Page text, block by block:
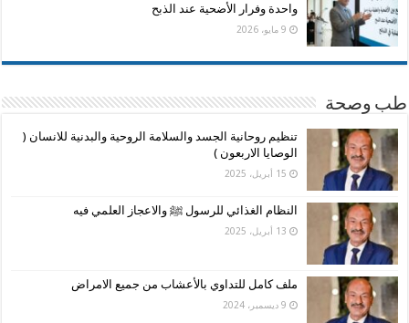
واحدة وفرار الأضحية عند الذبح
9 مايو، 2026
طب وصحة
تنظيم روحانية الجسد والسلامة الروحية والبدنية للانسان (
الوصايا الاربعون )
15 أبريل، 2025
النظام الغذائي للرسول ﷺ والاعجاز العلمي فيه
13 أبريل، 2025
ملف كامل للتداوي بالأعشاب من جميع الامراض
9 ديسمبر، 2024